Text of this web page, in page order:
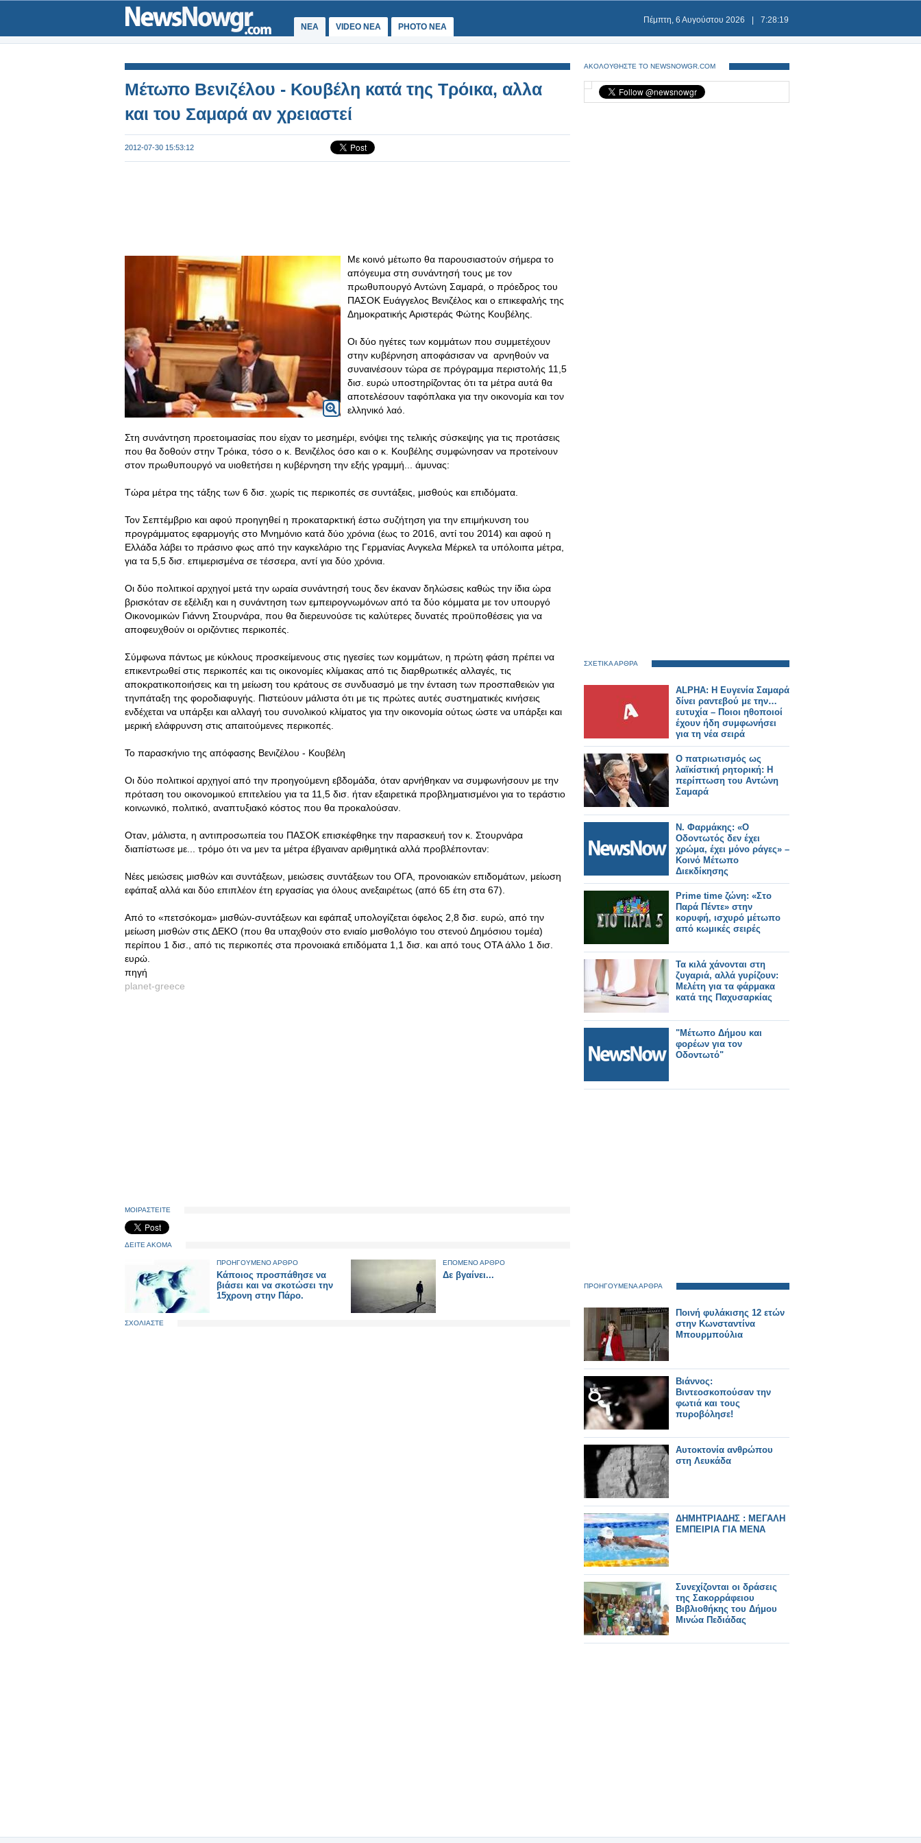
ΝΕΑ VIDEO NEA PHOTO NEA
Πέμπτη, 6 Αυγούστου 2026 7:28:19
Μέτωπο Βενιζέλου - Κουβέλη κατά της Τρόικα, αλλα
και του Σαμαρά αν χρειαστεί
2012-07-30 15:53:12
Με κοινό μέτωπο θα παρουσιαστούν σήμερα το
απόγευμα στη συνάντησή τους με τον
πρωθυπουργό Αντώνη Σαμαρά, ο πρόεδρος του
ΠΑΣΟΚ Ευάγγελος Βενιζέλος και ο επικεφαλής της
Δημοκρατικής Αριστεράς Φώτης Κουβέλης.
Οι δύο ηγέτες των κομμάτων που συμμετέχουν
στην κυβέρνηση αποφάσισαν να αρνηθούν να
συναινέσουν τώρα σε πρόγραμμα περιστολής 11,5
δισ. ευρώ υποστηρίζοντας ότι τα μέτρα αυτά θα
αποτελέσουν ταφόπλακα για την οικονομία και τον
ελληνικό λαό.
Στη συνάντηση προετοιμασίας που είχαν το μεσημέρι, ενόψει της τελικής σύσκεψης για τις προτάσεις
που θα δοθούν στην Τρόικα, τόσο ο κ. Βενιζέλος όσο και ο κ. Κουβέλης συμφώνησαν να προτείνουν
στον πρωθυπουργό να υιοθετήσει η κυβέρνηση την εξής γραμμή... άμυνας:
Τώρα μέτρα της τάξης των 6 δισ. χωρίς τις περικοπές σε συντάξεις, μισθούς και επιδόματα.
Τον Σεπτέμβριο και αφού προηγηθεί η προκαταρκτική έστω συζήτηση για την επιμήκυνση του
προγράμματος εφαρμογής στο Μνημόνιο κατά δύο χρόνια (έως το 2016, αντί του 2014) και αφού η
Ελλάδα λάβει το πράσινο φως από την καγκελάριο της Γερμανίας Ανγκελα Μέρκελ τα υπόλοιπα μέτρα,
για τα 5,5 δισ. επιμερισμένα σε τέσσερα, αντί για δύο χρόνια.
Οι δύο πολιτικοί αρχηγοί μετά την ωραία συνάντησή τους δεν έκαναν δηλώσεις καθώς την ίδια ώρα
βρισκόταν σε εξέλιξη και η συνάντηση των εμπειρογνωμόνων από τα δύο κόμματα με τον υπουργό
Οικονομικών Γιάννη Στουρνάρα, που θα διερευνούσε τις καλύτερες δυνατές προϋποθέσεις για να
αποφευχθούν οι οριζόντιες περικοπές.
Σύμφωνα πάντως με κύκλους προσκείμενους στις ηγεσίες των κομμάτων, η πρώτη φάση πρέπει να
επικεντρωθεί στις περικοπές και τις οικονομίες κλίμακας από τις διαρθρωτικές αλλαγές, τις
αποκρατικοποιήσεις και τη μείωση του κράτους σε συνδυασμό με την ένταση των προσπαθειών για
τηνπάταξη της φοροδιαφυγής. Πιστεύουν μάλιστα ότι με τις πρώτες αυτές συστηματικές κινήσεις
ενδέχεται να υπάρξει και αλλαγή του συνολικού κλίματος για την οικονομία ούτως ώστε να υπάρξει και
μερική ελάφρυνση στις απαιτούμενες περικοπές.
Το παρασκήνιο της απόφασης Βενιζέλου - Κουβέλη
Οι δύο πολιτικοί αρχηγοί από την προηγούμενη εβδομάδα, όταν αρνήθηκαν να συμφωνήσουν με την
πρόταση του οικονομικού επιτελείου για τα 11,5 δισ. ήταν εξαιρετικά προβληματισμένοι για το τεράστιο
κοινωνικό, πολιτικό, αναπτυξιακό κόστος που θα προκαλούσαν.
Οταν, μάλιστα, η αντιπροσωπεία του ΠΑΣΟΚ επισκέφθηκε την παρασκευή τον κ. Στουρνάρα
διαπίστωσε με... τρόμο ότι να μεν τα μέτρα έβγαιναν αριθμητικά αλλά προβλέπονταν:
Νέες μειώσεις μισθών και συντάξεων, μειώσεις συντάξεων του ΟΓΑ, προνοιακών επιδομάτων, μείωση
εφάπαξ αλλά και δύο επιπλέον έτη εργασίας για όλους ανεξαιρέτως (από 65 έτη στα 67).
Από το «πετσόκομα» μισθών-συντάξεων και εφάπαξ υπολογίζεται όφελος 2,8 δισ. ευρώ, από την
μείωση μισθών στις ΔΕΚΟ (που θα υπαχθούν στο ενιαίο μισθολόγιο του στενού Δημόσιου τομέα)
περίπου 1 δισ., από τις περικοπές στα προνοιακά επιδόματα 1,1 δισ. και από τους ΟΤΑ άλλο 1 δισ.
ευρώ.
πηγή
planet-greece
ΜΟΙΡΑΣΤΕΙΤΕ
ΔΕΙΤΕ ΑΚΟΜΑ
ΠΡΟΗΓΟΥΜΕΝΟ ΑΡΘΡΟ
Κάποιος προσπάθησε να
βιάσει και να σκοτώσει την
15χρονη στην Πάρο.
ΕΠΟΜΕΝΟ ΑΡΘΡΟ
Δε βγαίνει...
ΣΧΟΛΙΑΣΤΕ
ΑΚΟΛΟΥΘΗΣΤΕ ΤΟ NEWSNOWGR.COM
ΣΧΕΤΙΚΑ ΑΡΘΡΑ
ALPHA: Η Ευγενία Σαμαρά
δίνει ραντεβού με την…
ευτυχία – Ποιοι ηθοποιοί
έχουν ήδη συμφωνήσει
για τη νέα σειρά
Ο πατριωτισμός ως
λαϊκίστική ρητορική: Η
περίπτωση του Αντώνη
Σαμαρά
Ν. Φαρμάκης: «Ο
Οδοντωτός δεν έχει
χρώμα, έχει μόνο ράγες» –
Κοινό Μέτωπο
Διεκδίκησης
Prime time ζώνη: «Στο
Παρά Πέντε» στην
κορυφή, ισχυρό μέτωπο
από κωμικές σειρές
Τα κιλά χάνονται στη
ζυγαριά, αλλά γυρίζουν:
Μελέτη για τα φάρμακα
κατά της Παχυσαρκίας
"Μέτωπο Δήμου και
φορέων για τον
Οδοντωτό"
ΠΡΟΗΓΟΥΜΕΝΑ ΑΡΘΡΑ
Ποινή φυλάκισης 12 ετών
στην Κωνσταντίνα
Μπουρμπούλια
Βιάννος:
Βιντεοσκοπούσαν την
φωτιά και τους
πυροβόλησε!
Αυτοκτονία ανθρώπου
στη Λευκάδα
ΔΗΜΗΤΡΙΑΔΗΣ : ΜΕΓΑΛΗ
ΕΜΠΕΙΡΙΑ ΓΙΑ ΜΕΝΑ
Συνεχίζονται οι δράσεις
της Σακορράφειου
Βιβλιοθήκης του Δήμου
Μινώα Πεδιάδας